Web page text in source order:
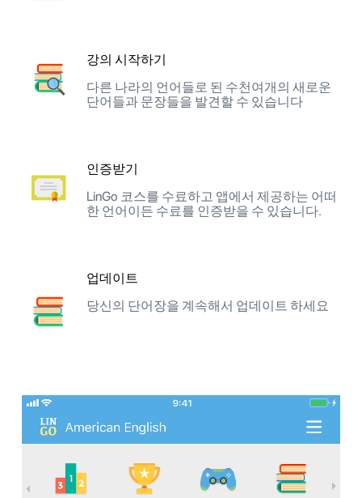
강의 시작하기
다른 나라의 언어들로 된 수천여개의 새로운
단어들과 문장들을 발견할 수 있습니다
인증받기
LinGo 코스를 수료하고 앱에서 제공하는 어떠
한 언어이든 수료를 인증받을 수 있습니다.
업데이트
당신의 단어장을 계속해서 업데이트 하세요